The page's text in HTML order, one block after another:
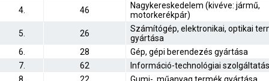
4.
46
Nagykereskedelem (kivéve: jármű,
motorkerékpár)
5.
26
Számítógép, elektronikai, optikai
gyártása
6.
28
Gép, gépi berendezés gyártása
7.
62
Információ-technológiai szolgáltatás